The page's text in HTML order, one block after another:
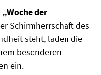
„Woche der
Schirmherrschaft des
steht, laden die
besonderen
ein.